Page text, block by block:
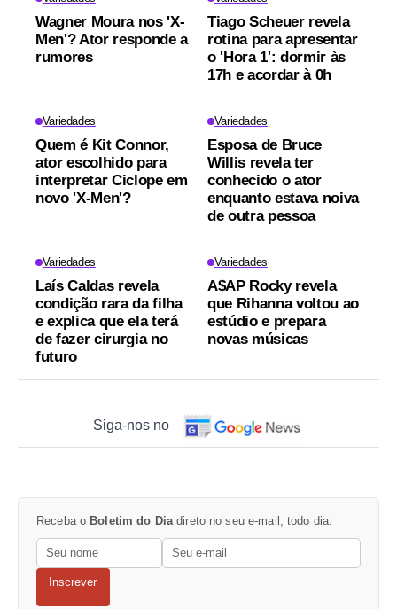
Wagner Moura nos 'X-
Men'? Ator responde a
rumores
Tiago Scheuer revela
rotina para apresentar
o 'Hora 1': dormir às
17h e acordar à 0h
Variedades
Quem é Kit Connor,
ator escolhido para
interpretar Ciclope em
novo 'X-Men'?
Variedades
Esposa de Bruce
Willis revela ter
conhecido o ator
enquanto estava noiva
de outra pessoa
Variedades
Laís Caldas revela
condição rara da filha
e explica que ela terá
de fazer cirurgia no
futuro
Variedades
A$AP Rocky revela
que Rihanna voltou ao
estúdio e prepara
novas músicas
Siga-nos no
Receba o Boletim do Diadireto no seu e-mail, todo dia.
Inscrever